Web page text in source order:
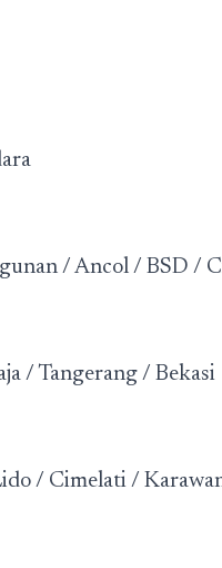
Jmlh
Bandara
/ Ancol /
/
Lido / Cimelati /